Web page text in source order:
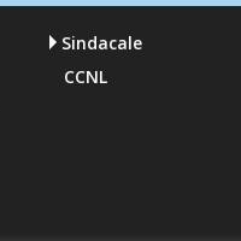
Sindacale
CCNL